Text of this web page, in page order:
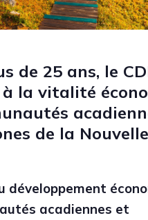
de 25 ans, le
la vitalité
de la
développement
acadiennes et